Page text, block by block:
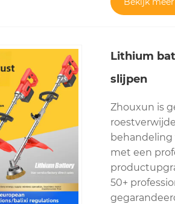
Lithium
slijpen
Zhouxun is
behandeling
met een
50+